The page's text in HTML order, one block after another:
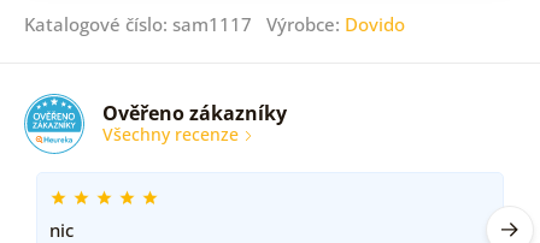
Katalogové číslo: sam1117 Výrobce: Dovido
Ověřeno zákazníky
Všechny recenze
nic